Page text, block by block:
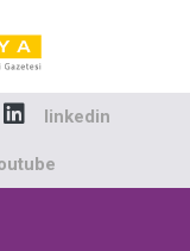
linkedin